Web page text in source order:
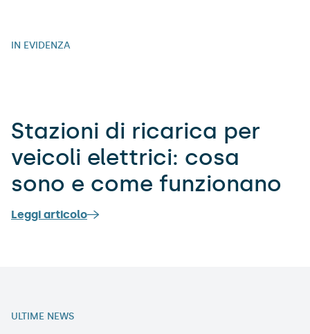
IN EVIDENZA
Stazioni di ricarica per
veicoli elettrici: cosa
sono e come funzionano
Leggi articolo
ULTIME NEWS